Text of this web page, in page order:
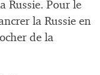
Russie. Pour le
la Russie en
de la